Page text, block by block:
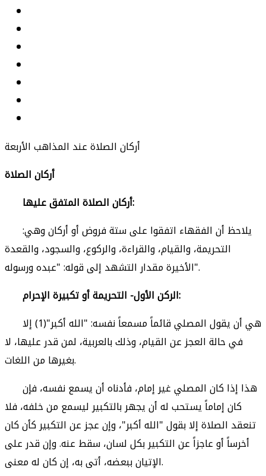
أركان الصلاة عند المذاهب الأربعة
أركان الصلاة
أركان الصلاة المتفق عليها:
التحريمة، والقيام، والقراءة، والركوع، والسجود، والقعدة
الأخيرة مقدار التشهد إلى قوله: "عبده ورسوله".
الركن الأول- التحريمة أو تكبيرة الإحرام:
في حالة العجز عن القيام، وذلك بالعربية، لمن قدر عليها، لا
بغيرها من اللغات.
كان إماماً يستحب له أن يجهر بالتكبير ليسمع من خلفه، فلا
تنعقد الصلاة إلا بقول "الله أكبر"، وإن عجز عن التكبير كأن كان
أخرساً أو عاجزاً عن التكبير بكل لسان، سقط عنه. وإن قدر على
الإتيان ببعضه، أتى به، إن كان له معنى.